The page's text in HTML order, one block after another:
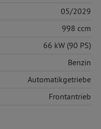
05/2029
998 ccm
66 kW (90 PS)
Benzin
Automatikgetriebe
Frontantrieb